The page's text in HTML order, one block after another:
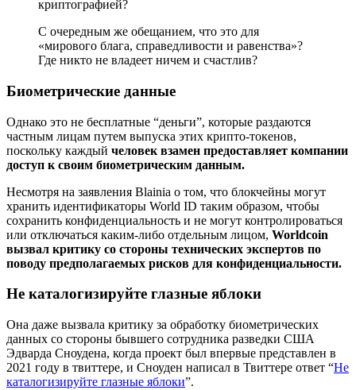
криптографией?
С очередным же обещанием, что это для
«мирового блага, справедливости и равенства»?
Где никто не владеет ничем и счастлив?
Биометрические данные
Однако это не бесплатные “деньги”, которые раздаются
частным лицам путем выпуска этих крипто-токенов,
поскольку каждый человек взамен предоставляет компании
доступ к своим биометрическим данным.
Несмотря на заявления Blainia о том, что блокчейны могут
хранить идентификаторы World ID таким образом, чтобы
сохранить конфиденциальность и не могут контролироваться
или отключаться каким-либо отдельным лицом, Worldcoin
вызвал критику со стороны технических экспертов по
поводу предполагаемых рисков для конфиденциальности.
Не каталогизируйте глазные яблоки
Она даже вызвала критику за обработку биометрических
данных со стороны бывшего сотрудника разведки США
Эдварда Сноудена, когда проект был впервые представлен в
2021 году в твиттере, и Сноуден написал в Твиттере ответ “Не
каталогизируйте глазные яблоки”.